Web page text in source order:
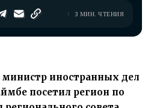
3 МИН. ЧТЕНИЯ
иностранных дел
посетил регион по